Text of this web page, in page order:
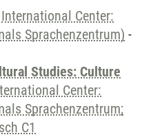
International Center:
Sprachenzentrum) -
Studies: Culture
Center:
Sprachenzentrum;
C1